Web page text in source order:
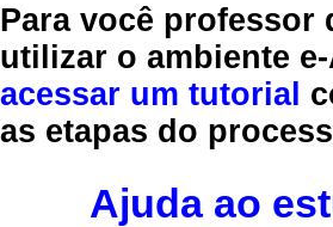
Para você professor
utilizar o ambiente
acessar um tutorial
as etapas do
Ajuda ao